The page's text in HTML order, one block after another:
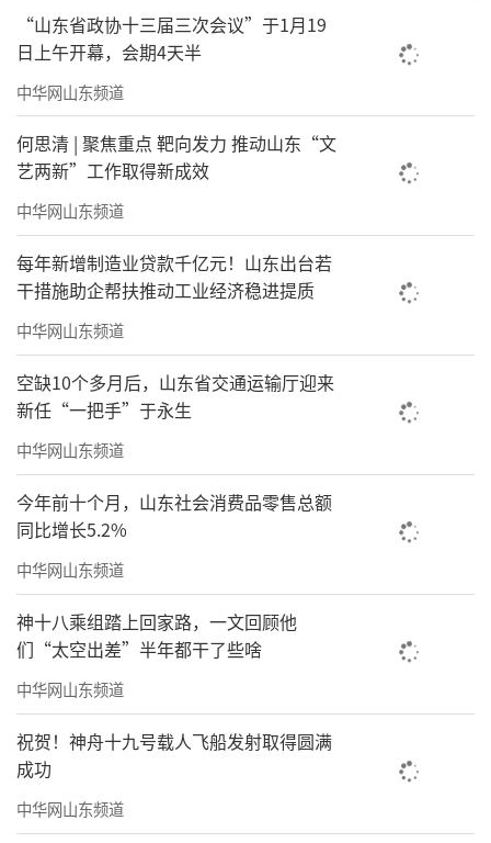
笔墨之外，作品深处藏有深厚的文人底
蕴。遴选历代经典诗词作为书写内容，创作者
熟稔字句意蕴，自身的阅历涵养顺着笔尖融进
每一处线条。深耕八闽本土文脉，接续地域书
艺传承，又辗转汲取历朝书家所长，在日复一
日的研习中完成古法内化。
整套作品依托扎实的临池功底融会诸家所
长，依托人文学识丰厚笔墨底蕴，跳出当下书
作重形式轻内涵的通病，于古法传承里生发新
意，为当代书法创作留存一份沉稳雅致的实践
范本。
“山东省政协十三届三次会议”于1月19
日上午开幕，会期4天半
中华网山东频道
何思清 | 聚焦重点 靶向发力 推动山东“文
艺两新”工作取得新成效
中华网山东频道
每年新增制造业贷款千亿元！山东出台若
干措施助企帮扶推动工业经济稳进提质
中华网山东频道
空缺10个多月后，山东省交通运输厅迎来
新任“一把手”于永生
中华网山东频道
今年前十个月，山东社会消费品零售总额
同比增长5.2%
中华网山东频道
神十八乘组踏上回家路，一文回顾他
们“太空出差”半年都干了些啥
中华网山东频道
祝贺！神舟十九号载人飞船发射取得圆满
成功
中华网山东频道